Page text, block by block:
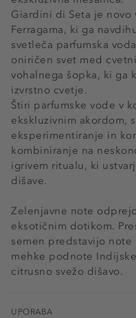
Giardini di Seta je novo
Ferragama, ki ga
svetleča parfumska
oniričen svet med
vohalnega šopka, ki ga
izvrstno cvetje.
Štiri parfumske vode v
ekskluzivnim akordom,
eksperimentiranje in
kombiniranje na
igrivem ritualu, ki
dišave.
Zelenjavne note
eksotičnim dotikom.
semen predstavijo note
mehke podnote
citrusno svežo dišavo.
UPORABA